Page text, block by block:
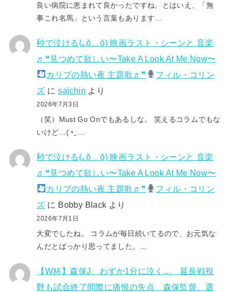
良い病院に恵まれて良かったですね。とはいえ、「無
事これ名馬」という言葉もあります…
秒で泣ける(⁠｡⁠ŏ⁠﹏⁠ŏ⁠) 映画ラスト・シーンと 音楽
♬❝見つめて欲しい〜Take A Look At Me Now〜
カリブの熱い夜 主題歌♬❞
フィル・コリン
ズ にsaichin より
2026年7月3日
（笑）Must Go Onでもあるしな。 笑えるコラムでもな
いけど…(⁠◔⁠‿⁠…
秒で泣ける(⁠｡⁠ŏ⁠﹏⁠ŏ⁠) 映画ラスト・シーンと 音楽
♬❝見つめて欲しい〜Take A Look At Me Now〜
カリブの熱い夜 主題歌♬❞
フィル・コリン
ズ に Bobby Black より
2026年7月1日
大変でしたね。 コラムが毎日続いてるので、お元気な
んだとばっかり思ってました。…
【W杯】森保J、わずか1分に泣く… 延長戦視
野も試合終了間際に痛恨の失点 森保監督、選